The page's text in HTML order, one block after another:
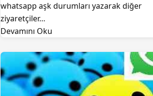
whatsapp aşk durumları yazarak diğer
ziyaretçiler…
Devamını Oku